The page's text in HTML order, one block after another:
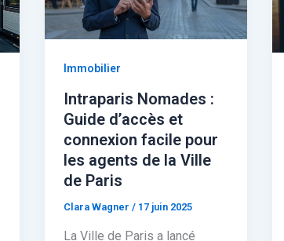
Immobilier
Intraparis Nomades :
Guide d’accès et
connexion facile pour
les agents de la Ville
de Paris
Clara Wagner / 17 juin 2025
La Ville de Paris a lancé